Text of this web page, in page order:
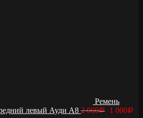
Ремень
левый Ауди А8 2 000Р 1 000Р